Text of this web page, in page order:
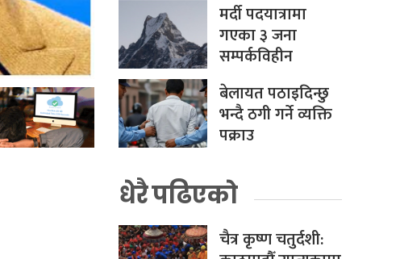
मर्दी पदयात्रामा
गएका ३ जना
सम्पर्कविहीन
बेलायत पठाइदिन्छु
भन्दै ठगी गर्ने व्यक्ति
पक्राउ
धेरै पढिएको
चैत्र कृष्ण चतुर्दशी: